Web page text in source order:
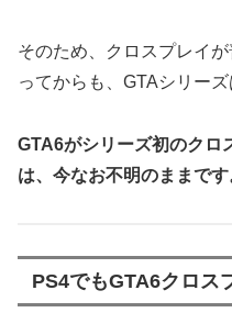
そのため、クロスプレイ
ってからも、GTAシリー
GTA6がシリーズ初のクロ
は、今なお不明のままです
PS4でもGTA6クロス